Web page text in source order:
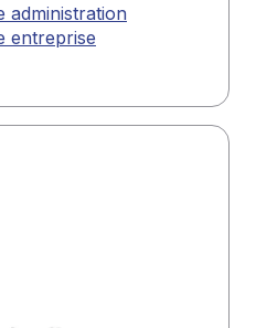
administration
entreprise